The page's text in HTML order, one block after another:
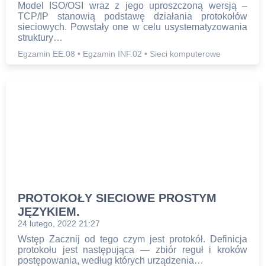
Model ISO/OSI wraz z jego uproszczoną wersją –
TCP/IP stanowią podstawę działania protokołów
sieciowych. Powstały one w celu usystematyzowania
struktury…
Egzamin EE.08 • Egzamin INF.02 • Sieci komputerowe
PROTOKOŁY SIECIOWE PROSTYM
JĘZYKIEM.
24 lutego, 2022 21:27
Wstęp Zacznij od tego czym jest protokół. Definicja
protokołu jest następująca — zbiór reguł i kroków
postępowania, według których urządzenia…